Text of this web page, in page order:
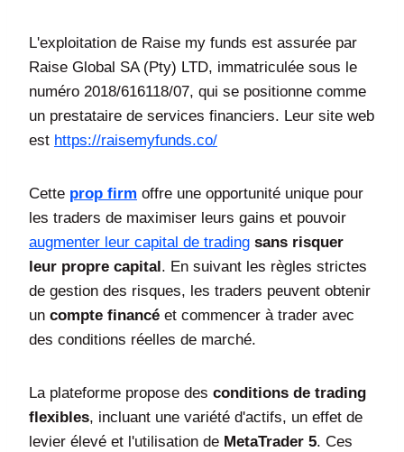
L'exploitation de Raise my funds est assurée par
Raise Global SA (Pty) LTD, immatriculée sous le
numéro 2018/616118/07, qui se positionne comme
un prestataire de services financiers. Leur site web
est https://raisemyfunds.co/
Cette prop firm offre une opportunité unique pour
les traders de maximiser leurs gains et pouvoir
augmenter leur capital de trading sans risquer
leur propre capital. En suivant les règles strictes
de gestion des risques, les traders peuvent obtenir
un compte financé et commencer à trader avec
des conditions réelles de marché.
La plateforme propose des conditions de trading
flexibles, incluant une variété d'actifs, un effet de
levier élevé et l'utilisation de MetaTrader 5. Ces